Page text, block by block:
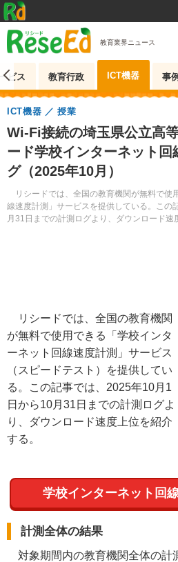
教育業界ニュース
ビス 教育行政 ICT機器 事
Wi-Fi接続の埼玉県公立高
ード学校インターネット回
グ（2025年10月）
リシードでは、全国の教育機関が無料で使
線速度計測」サービスを提供している。この
月31日までの計測ログより、ダウンロード速
ICT機器 授業
リシードでは、全国の教育機関
が無料で使用できる「学校インタ
ーネット回線速度計測」サービス
（スピードテスト）を提供してい
る。この記事では、2025年10月1
日から10月31日までの計測ログよ
り、ダウンロード速度上位を紹介
する。
学校インターネット回
計測全体の結果
対象期間内の教育機関全体の計